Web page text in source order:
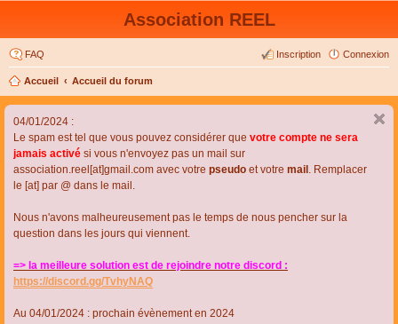
Association REEL
FAQ Connexion
Inscription
Accueil Accueil du forum
04/01/2024 :
Le spam est tel que vous pouvez considérer que votre compte ne sera
jamais activé si vous n'envoyez pas un mail sur
association.reel[at]gmail.com avec votre pseudo et votre mail . Remplacer
le [at] par @ dans le mail.
Nous n'avons malheureusement pas le temps de nous pencher sur la
question dans les jours qui viennent.
=> la meilleure solution est de rejoindre notre discord :
https://discord.gg/TvhyNAQ
Au 04/01/2024 : prochain évènement en 2024